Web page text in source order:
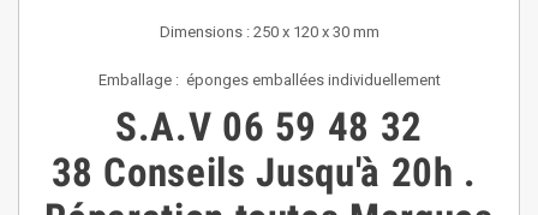
Dimensions : 250 x 120 x 30 mm
Emballage : éponges emballées individuellement
S.A.V 06 59 48 32
38 ConseilsJusqu'à 20h .